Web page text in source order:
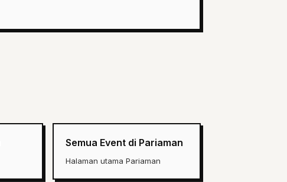
Semua Event di Pariaman
Halaman utama Pariaman